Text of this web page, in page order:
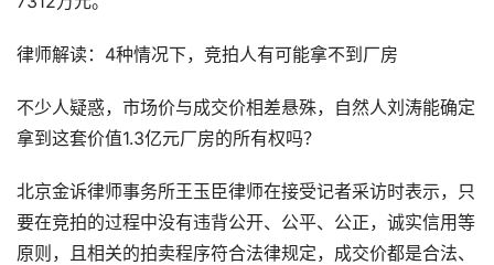
律师解读：4种情况下，竞拍人有可能拿不到厂房
不少人疑惑，市场价与成交价相差悬殊，自然人刘涛能确定
拿到这套价值1.3亿元厂房的所有权吗？
北京金诉律师事务所王玉臣律师在接受记者采访时表示，只
要在竞拍的过程中没有违背公开、公平、公正，诚实信用等
原则，且相关的拍卖程序符合法律规定，成交价都是合法、